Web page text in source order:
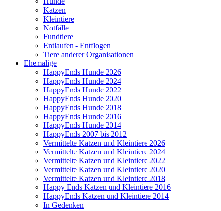
Katzen
Kleintiere
Notfälle
Fundtiere
Entlaufen - Entflogen
Tiere anderer Organisationen
Ehemalige
HappyEnds Hunde 2026
HappyEnds Hunde 2024
HappyEnds Hunde 2022
HappyEnds Hunde 2020
HappyEnds Hunde 2018
HappyEnds Hunde 2016
HappyEnds Hunde 2014
HappyEnds 2007 bis 2012
Vermittelte Katzen und Kleintiere 2026
Vermittelte Katzen und Kleintiere 2024
Vermittelte Katzen und Kleintiere 2022
Vermittelte Katzen und Kleintiere 2020
Vermittelte Katzen und Kleintiere 2018
Happy Ends Katzen und Kleintiere 2016
HappyEnds Katzen und Kleintiere 2014
In Gedenken